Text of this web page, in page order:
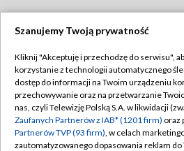
TVP
Abonament TVP
Emisja w TVP
Centrum informacji TVP
Regulamin
Polityka
Moje
Szanujemy Twoją prywatność
Kliknij "Akceptuję i przechodzę do serwisu",
korzystanie z technologii automatycznego
dostęp do informacji na Twoim urządzeniu
przechowywanie oraz na przetwarzanie
nas, czyli Telewizję Polską S.A. w likwidacji
Zaufanych Partnerów z IAB* (1201 firm) oraz
Partnerów TVP (93 firm), w celach
zautomatyzowanego dopasowania reklam